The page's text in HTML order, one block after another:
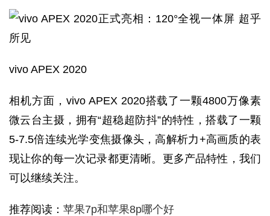
vivo APEX 2020
相机方面，vivo APEX 2020搭载了一颗4800万像素
微云台主摄，拥有“超稳超防抖”的特性，搭载了一颗
5-7.5倍连续光学变焦摄像头，高解析力+高画质的表
现让你的每一次记录都更清晰。更多产品特性，我们
可以继续关注。
推荐阅读： 苹果7p和苹果8p哪个好